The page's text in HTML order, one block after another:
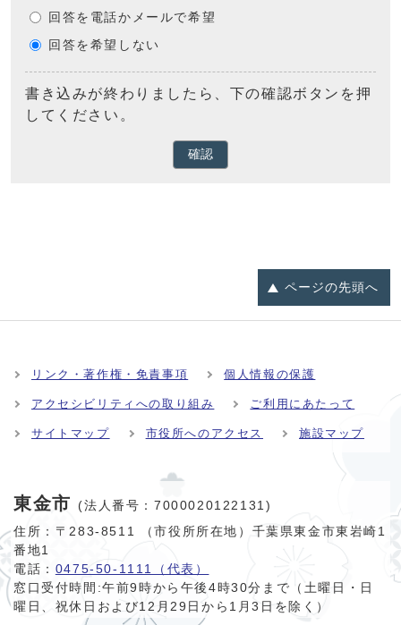
回答を電話かメールで希望
回答を希望しない
書き込みが終わりましたら、下の確認ボタンを押
してください。
確認
ページの先頭へ
リンク・著作権・免責事項 個人情報の保護
アクセシビリティへの取り組み ご利用にあたって
サイトマップ 市役所へのアクセス 施設マップ
東金市
(法人番号：7000020122131)
住所：〒283-8511 （市役所所在地）千葉県東金市東岩崎1
番地1
電話： 0475-50-1111（代表）
窓口受付時間:午前9時から午後4時30分まで（土曜日・日
曜日、祝休日および12月29日から1月3日を除く）